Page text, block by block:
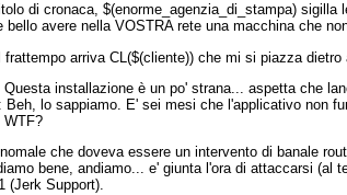
di cronaca, $(enorme_agenzia_di_stampa)
bello avere nella VOSTRA rete una macchina che
frattempo arriva CL($(cliente)) che mi si piazza dietro
Questa installazione è un po' strana... aspetta che
Beh, lo sappiamo. E' sei mesi che l'applicativo non
WTF?
che doveva essere un intervento di banale
bene, andiamo... e' giunta l'ora di attaccarsi (al
(Jerk Support).